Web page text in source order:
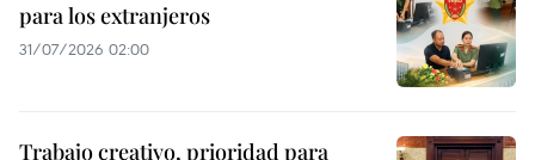
para los extranjeros
31/07/2026 02:00
Trabajo creativo, prioridad para